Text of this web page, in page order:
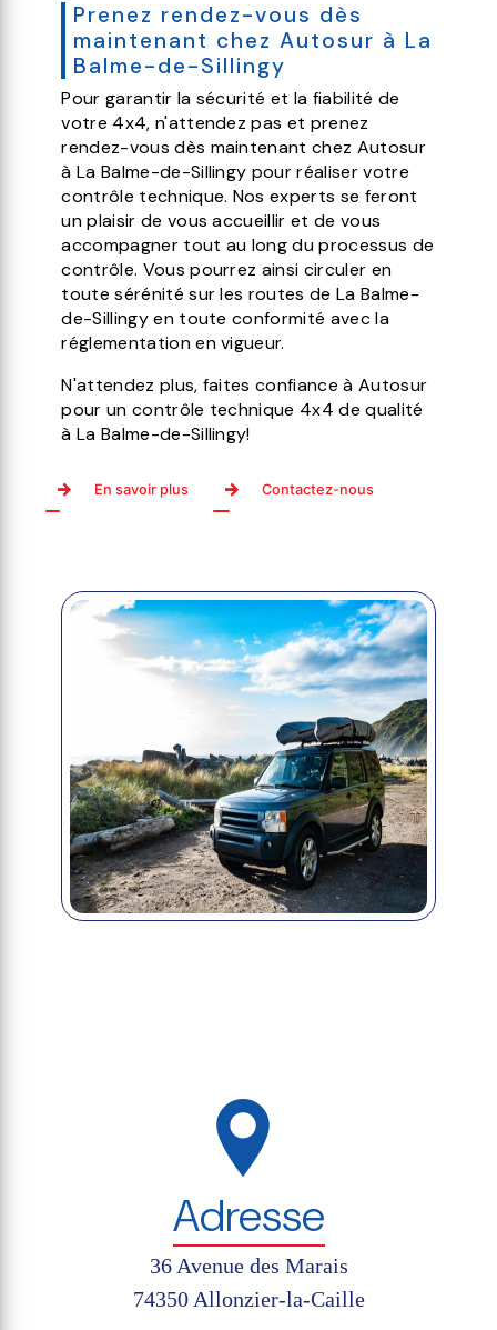
Prenez rendez-vous dès
maintenant chez Autosur à La
Balme-de-Sillingy
Pour garantir la sécurité et la fiabilité de
votre 4x4, n'attendez pas et prenez
rendez-vous dès maintenant chez Autosur
à La Balme-de-Sillingy pour réaliser votre
contrôle technique. Nos experts se feront
un plaisir de vous accueillir et de vous
accompagner tout au long du processus de
contrôle. Vous pourrez ainsi circuler en
toute sérénité sur les routes de La Balme-
de-Sillingy en toute conformité avec la
réglementation en vigueur.
N'attendez plus, faites confiance à Autosur
pour un contrôle technique 4x4 de qualité
à La Balme-de-Sillingy!
En savoir plus Contactez-nous
Adresse
36 Avenue des Marais
74350 Allonzier-la-Caille